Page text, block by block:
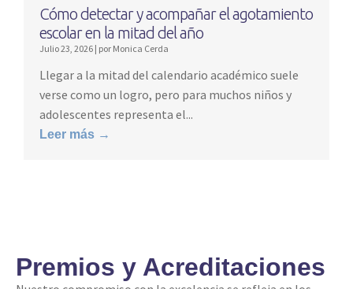
Cómo detectar y acompañar el agotamiento
escolar en la mitad del año
Julio 23, 2026 | por Monica Cerda
Llegar a la mitad del calendario académico suele
verse como un logro, pero para muchos niños y
adolescentes representa el...
Leer más →
Premios y Acreditaciones